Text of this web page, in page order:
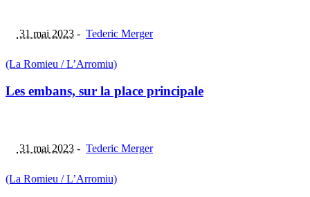
31 mai 2023 - Tederic Merger
(La Romieu / L’Arromiu)
Les embans, sur la place principale
31 mai 2023 - Tederic Merger
(La Romieu / L’Arromiu)